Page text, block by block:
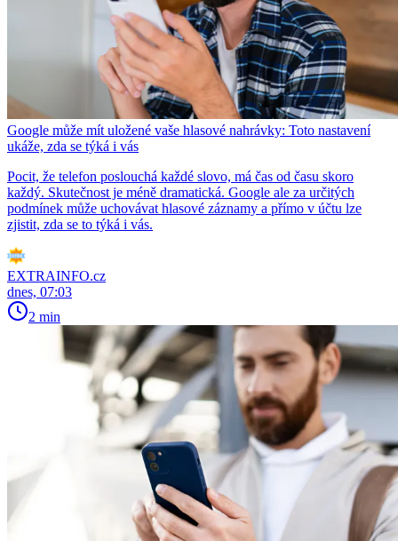
Google může mít uložené vaše hlasové nahrávky: Toto nastavení
ukáže, zda se týká i vás
Pocit, že telefon poslouchá každé slovo, má čas od času skoro
každý. Skutečnost je méně dramatická. Google ale za určitých
podmínek může uchovávat hlasové záznamy a přímo v účtu lze
zjistit, zda se to týká i vás.
EXTRAINFO.cz
dnes, 07:03
2 min